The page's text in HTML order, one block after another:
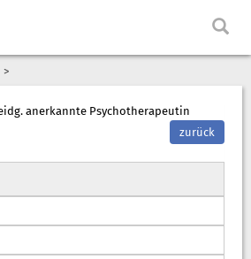
anerkannte Psychotherapeutin
zurück